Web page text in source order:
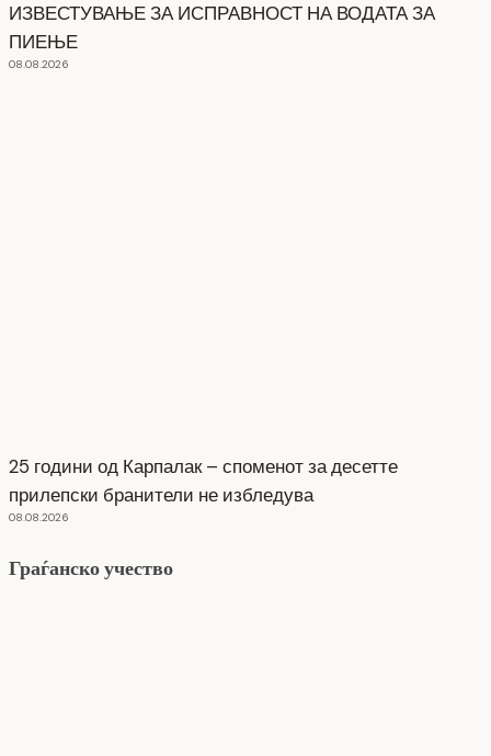
ИЗВЕСТУВАЊЕ ЗА ИСПРАВНОСТ НА ВОДАТА ЗА
ПИЕЊЕ
08.08.2026
25 години од Карпалак – споменот за десетте
прилепски бранители не избледува
08.08.2026
Граѓанско учество